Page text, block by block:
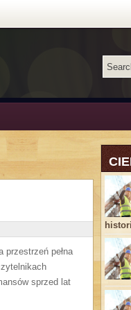
przestrzeń pełna
sprzed lat